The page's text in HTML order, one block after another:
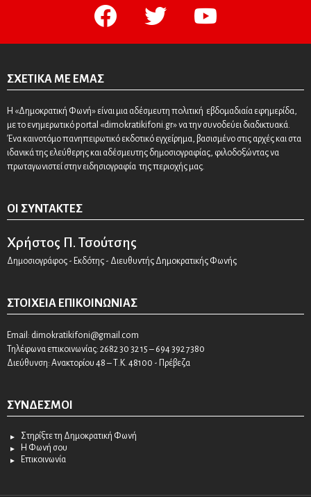
facebook twitter youtube
ΣΧΕΤΙΚΆ ΜΕ ΕΜΆΣ
Η «Δημοκρατική Φωνή» είναι μια αδέσμευτη πολιτική εβδομαδιαία εφημερίδα,
με το ενημερωτικό portal «dimokratikifoni.gr» να την συνοδεύει διαδικτυακά.
Ένα καινοτόμο πανηπειρωτικό εκδοτικό εγχείρημα, βασισμένο στις αρχές και στα
ιδανικά της ελεύθερης και αδέσμευτης δημοσιογραφίας, φιλοδοξώντας να
πρωταγωνιστεί στην ειδησιογραφία της περιοχής μας.
ΟΙ ΣΥΝΤΆΚΤΕΣ
Χρήστος Π. Τσούτσης
Δημοσιογράφος - Εκδότης - Διευθυντής Δημοκρατικής Φωνής
ΣΤΟΙΧΕΊΑ ΕΠΙΚΟΙΝΩΝΊΑΣ
Email: dimokratikifoni@gmail.com
Τηλέφωνα επικοινωνίας: 2682 30 32 15 – 694 392 7380
Διεύθυνση: Ανακτορίου 48 – Τ.Κ. 48100 - Πρέβεζα
ΣΎΝΔΕΣΜΟΙ
Στηρίξτε τη Δημοκρατική Φωνή
Η Φωνή σου
Επικοινωνία